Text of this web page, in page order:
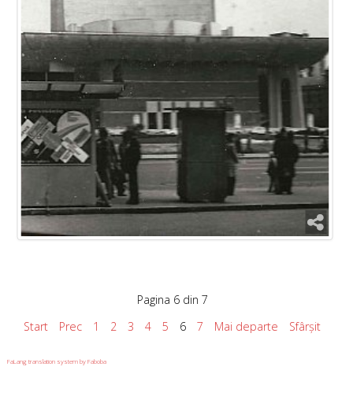
Pagina 6 din 7
Start
Prec 1 2 3 4 5 6 7 Mai departe Sfârșit
FaLang translation system by Faboba